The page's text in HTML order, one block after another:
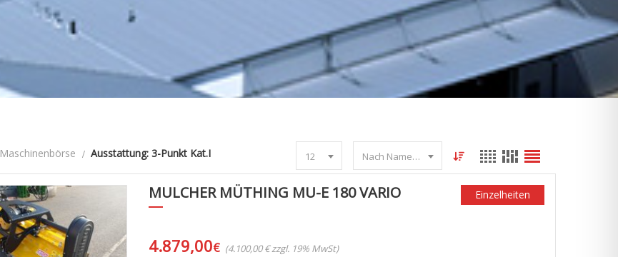
Maschinenbörse Ausstattung: 3-Punkt Kat.I 12 Nach Name sortieren
MULCHER MÜTHING MU-E 180 VARIO
4.879,00€ (4.100,00 € zzgl. 19% MwSt)
Einzelheiten